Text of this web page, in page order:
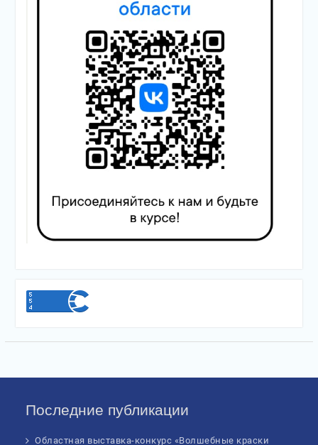
Последние публикации
Областная выставка-конкурс «Волшебные краски